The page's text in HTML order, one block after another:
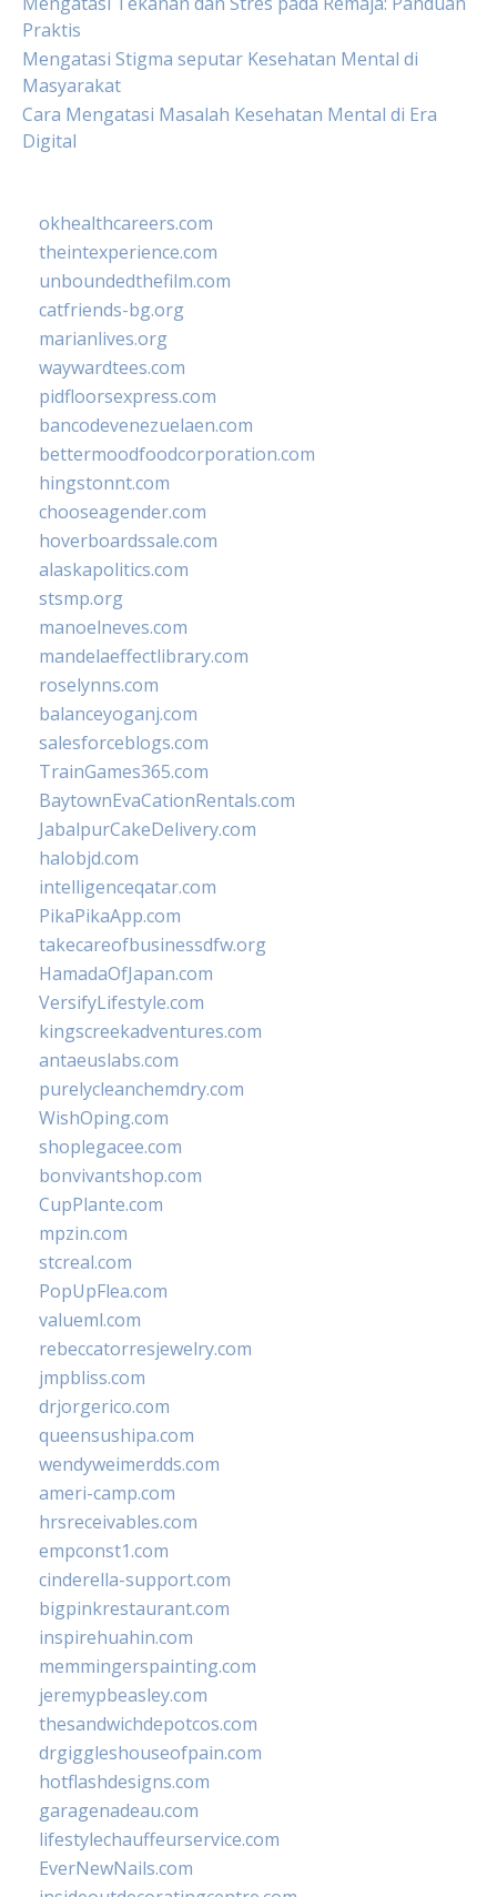
Praktis
Mengatasi Stigma seputar Kesehatan Mental di
Masyarakat
Cara Mengatasi Masalah Kesehatan Mental di Era
Digital
okhealthcareers.com
theintexperience.com
unboundedthefilm.com
catfriends-bg.org
marianlives.org
waywardtees.com
pidfloorsexpress.com
bancodevenezuelaen.com
bettermoodfoodcorporation.com
hingstonnt.com
chooseagender.com
hoverboardssale.com
alaskapolitics.com
stsmp.org
manoelneves.com
mandelaeffectlibrary.com
roselynns.com
balanceyoganj.com
salesforceblogs.com
TrainGames365.com
BaytownEvaCationRentals.com
JabalpurCakeDelivery.com
halobjd.com
intelligenceqatar.com
PikaPikaApp.com
takecareofbusinessdfw.org
HamadaOfJapan.com
VersifyLifestyle.com
kingscreekadventures.com
antaeuslabs.com
purelycleanchemdry.com
WishOping.com
shoplegacee.com
bonvivantshop.com
CupPlante.com
mpzin.com
stcreal.com
PopUpFlea.com
valueml.com
rebeccatorresjewelry.com
jmpbliss.com
drjorgerico.com
queensushipa.com
wendyweimerdds.com
ameri-camp.com
hrsreceivables.com
empconst1.com
cinderella-support.com
bigpinkrestaurant.com
inspirehuahin.com
memmingerspainting.com
jeremypbeasley.com
thesandwichdepotcos.com
drgiggleshouseofpain.com
hotflashdesigns.com
garagenadeau.com
lifestylechauffeurservice.com
EverNewNails.com